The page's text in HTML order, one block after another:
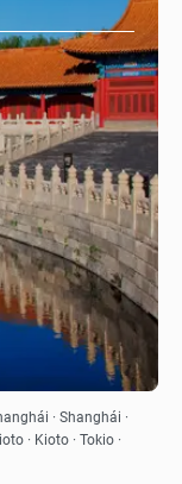
· Shanghái ·
· Kioto · Tokio ·